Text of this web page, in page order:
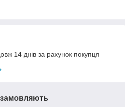
14 днів за рахунок покупця